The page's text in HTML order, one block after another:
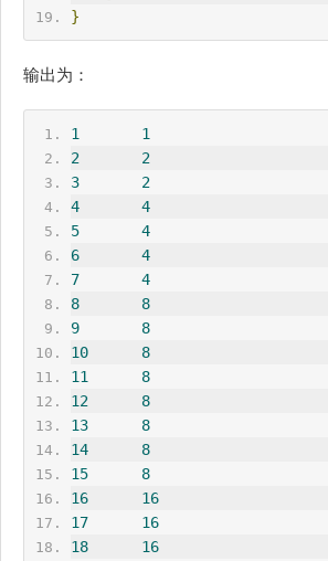
}
输出为：
1
1
2
2
3
2
4
4
5
4
6
4
7
4
8
8
9
8
10
8
11
8
12
8
13
8
14
8
15
8
16
16
17
16
18
16